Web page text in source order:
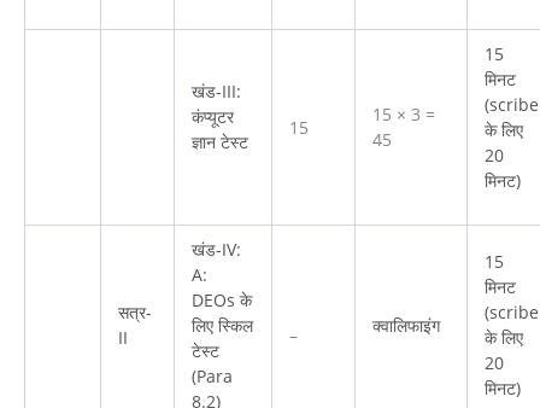
खंड-III:
कंप्यूटर
ज्ञान टेस्ट
15
15 × 3 =
45
15
मिनट
(scribe
के लिए
20
मिनट)
सत्र-
II
खंड-IV:
A:
DEOs के
लिए स्किल
टेस्ट
(Para
8.2)
– क्वालिफाइंग
15
मिनट
(scribe
के लिए
20
मिनट)